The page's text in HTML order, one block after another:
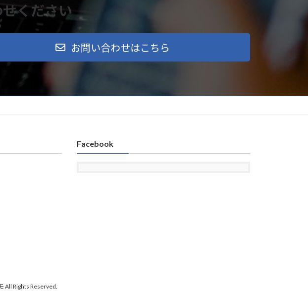
ください
お問い合わせはこちら
Facebook
All Rights Reserved.